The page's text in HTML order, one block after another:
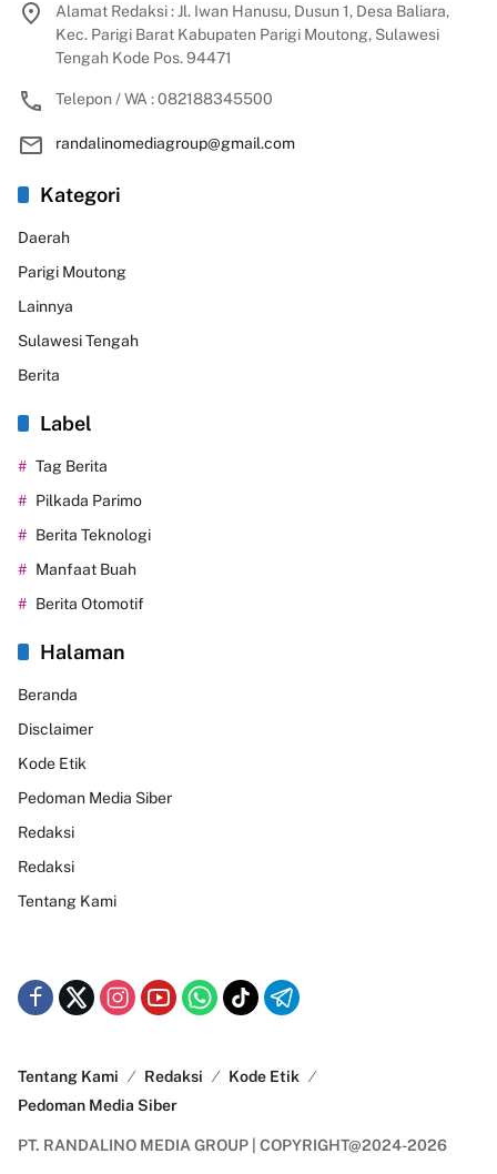
Alamat Redaksi : Jl. Iwan Hanusu, Dusun 1, Desa Baliara,
Kec. Parigi Barat Kabupaten Parigi Moutong, Sulawesi
Tengah Kode Pos. 94471
Telepon / WA : 082188345500
randalinomediagroup@gmail.com
Kategori
Daerah
Parigi Moutong
Lainnya
Sulawesi Tengah
Berita
Label
Tag Berita
Pilkada Parimo
Berita Teknologi
Manfaat Buah
Berita Otomotif
Halaman
Beranda
Disclaimer
Kode Etik
Pedoman Media Siber
Redaksi
Redaksi
Tentang Kami
Tentang Kami Redaksi
Kode Etik
Pedoman Media Siber
PT. RANDALINO MEDIA GROUP | COPYRIGHT@2024-2026